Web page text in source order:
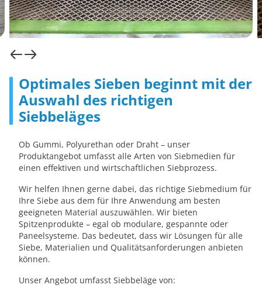
Optimales Sieben beginnt mit der
Auswahl des richtigen
Siebbeläges
Ob Gummi, Polyurethan oder Draht – unser
Produktangebot umfasst alle Arten von Siebmedien für
einen effektiven und wirtschaftlichen Siebprozess.
Wir helfen Ihnen gerne dabei, das richtige Siebmedium für
Ihre Siebe aus dem für Ihre Anwendung am besten
geeigneten Material auszuwählen. Wir bieten
Spitzenprodukte – egal ob modulare, gespannte oder
Paneelsysteme. Das bedeutet, dass wir Lösungen für alle
Siebe, Materialien und Qualitätsanforderungen anbieten
können.
Unser Angebot umfasst Siebbeläge von: